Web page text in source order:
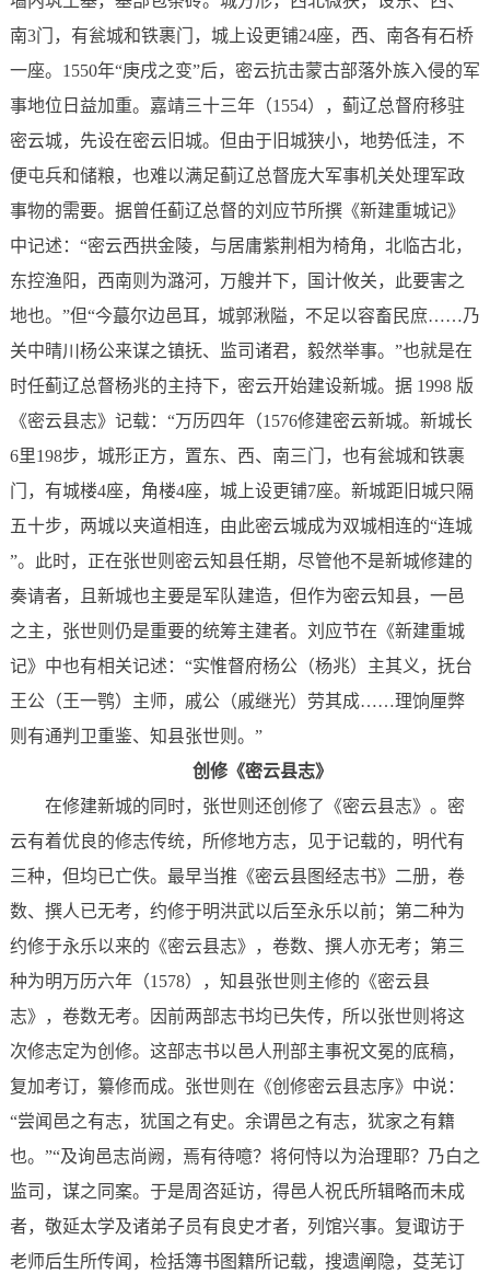
南3门，有瓮城和铁裹门，城上设更铺24座，西、南各有石桥
一座。1550年“庚戌之变”后，密云抗击蒙古部落外族入侵的军
事地位日益加重。嘉靖三十三年（1554），蓟辽总督府移驻
密云城，先设在密云旧城。但由于旧城狭小，地势低洼，不
便屯兵和储粮，也难以满足蓟辽总督庞大军事机关处理军政
事物的需要。据曾任蓟辽总督的刘应节所撰《新建重城记》
中记述：“密云西拱金陵，与居庸紫荆相为椅角，北临古北，
东控渔阳，西南则为潞河，万艘并下，国计攸关，此要害之
地也。”但“今蕞尔边邑耳，城郭湫隘，不足以容畜民庶……乃
关中晴川杨公来谋之镇抚、监司诸君，毅然举事。”也就是在
时任蓟辽总督杨兆的主持下，密云开始建设新城。据 1998 版
《密云县志》记载：“万历四年（1576修建密云新城。新城长
6里198步，城形正方，置东、西、南三门，也有瓮城和铁裹
门，有城楼4座，角楼4座，城上设更铺7座。新城距旧城只隔
五十步，两城以夹道相连，由此密云城成为双城相连的“连城
”。此时，正在张世则密云知县任期，尽管他不是新城修建的
奏请者，且新城也主要是军队建造，但作为密云知县，一邑
之主，张世则仍是重要的统筹主建者。刘应节在《新建重城
记》中也有相关记述：“实惟督府杨公（杨兆）主其义，抚台
王公（王一鹗）主师，戚公（戚继光）劳其成……理饷厘弊
则有通判卫重鉴、知县张世则。”
创修《密云县志》
在修建新城的同时，张世则还创修了《密云县志》。密
云有着优良的修志传统，所修地方志，见于记载的，明代有
三种，但均已亡佚。最早当推《密云县图经志书》二册，卷
数、撰人已无考，约修于明洪武以后至永乐以前；第二种为
约修于永乐以来的《密云县志》，卷数、撰人亦无考；第三
种为明万历六年（1578），知县张世则主修的《密云县
志》，卷数无考。因前两部志书均已失传，所以张世则将这
次修志定为创修。这部志书以邑人刑部主事祝文冕的底稿，
复加考订，纂修而成。张世则在《创修密云县志序》中说：
“尝闻邑之有志，犹国之有史。余谓邑之有志，犹家之有籍
也。”“及询邑志尚阙，焉有待噫？将何恃以为治理耶？乃白之
监司，谋之同案。于是周咨延访，得邑人祝氏所辑略而未成
者，敬延太学及诸弟子员有良史才者，列馆兴事。复诹访于
老师后生所传闻，检括簿书图籍所记载，搜遗阐隐，芟芜订